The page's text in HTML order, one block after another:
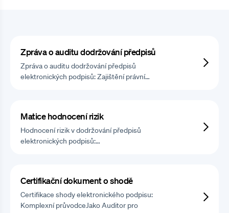
Zpráva o auditu dodržování předpisů
Zpráva o auditu dodržování předpisů
elektronických podpisů: Zajištění právní…
Matice hodnocení rizik
Hodnocení rizik v dodržování předpisů
elektronických podpisů:…
Certifikační dokument o shodě
Certifikace shody elektronického podpisu:
Komplexní průvodceJako Auditor pro